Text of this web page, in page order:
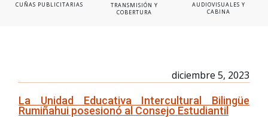
CUÑAS PUBLICITARIAS
TRANSMISIÓN Y
COBERTURA
AUDIOVISUALES Y
CABINA
diciembre 5, 2023
La Unidad Educativa Intercultural Bilingüe
Rumiñahui posesionó al Consejo Estudiantil